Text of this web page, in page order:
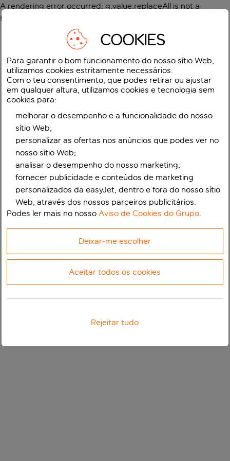
A rendering error occurred: g.value.replaceAll is not a
function
COOKIES
Para garantir o bom funcionamento do nosso sítio Web,
utilizamos cookies estritamente necessários.
Com o teu consentimento, que podes retirar ou ajustar
em qualquer altura, utilizamos cookies e tecnologia sem
cookies para:
melhorar o desempenho e a funcionalidade do nosso
sítio Web;
personalizar as ofertas nos anúncios que podes ver no
nosso sítio Web;
analisar o desempenho do nosso marketing;
fornecer publicidade e conteúdos de marketing
personalizados da easyJet, dentro e fora do nosso sítio
Web, através dos nossos parceiros publicitários.
Podes ler mais no nossoAviso de Cookies do Grupo.
Deixar-me escolher
Aceitar todos os cookies
Rejeitar tudo